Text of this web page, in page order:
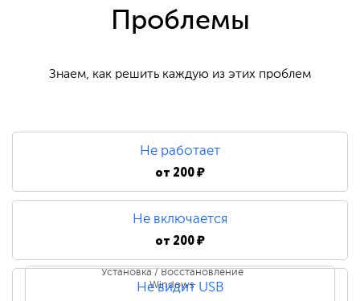
Проблемы
Знаем, как решить каждую из этих проблем
Не работает
от 200 ₽
Не включается
от 200 ₽
Установка / Восстановление
Windows
Не видит USB